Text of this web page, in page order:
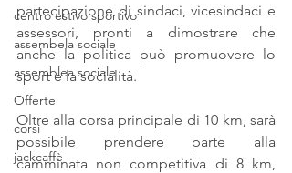
centro estivo sportivo
assembela sociale
assemblea sociale
Offerte
corsi
jackcaffè
partecipazione di sindaci, vicesindaci e
assessori, pronti a dimostrare che
anche la politica può promuovere lo
sport e la socialità.
Oltre alla corsa principale di 10 km, sarà
possibile prendere parte alla
camminata non competitiva di 8 km,